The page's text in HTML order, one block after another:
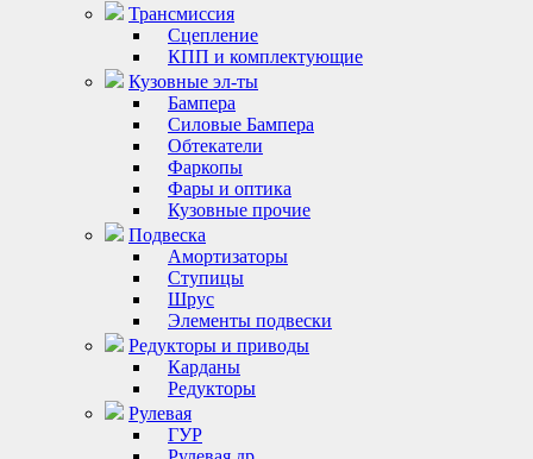
Трансмиссия
Сцепление
КПП и комплектующие
Кузовные эл-ты
Бампера
Силовые Бампера
Обтекатели
Фаркопы
Фары и оптика
Кузовные прочие
Подвеска
Амортизаторы
Ступицы
Шрус
Элементы подвески
Редукторы и приводы
Карданы
Редукторы
Рулевая
ГУР